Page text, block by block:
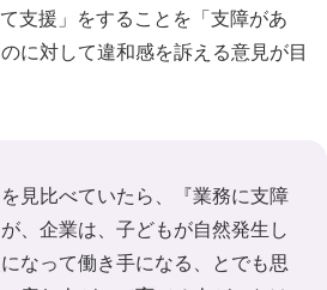
支援」をすることを「支障があ
に対して違和感を訴える意見が目
を見比べていたら、『業務に支障
、企業は、子どもが自然発生し
なって働き手になる、とでも思